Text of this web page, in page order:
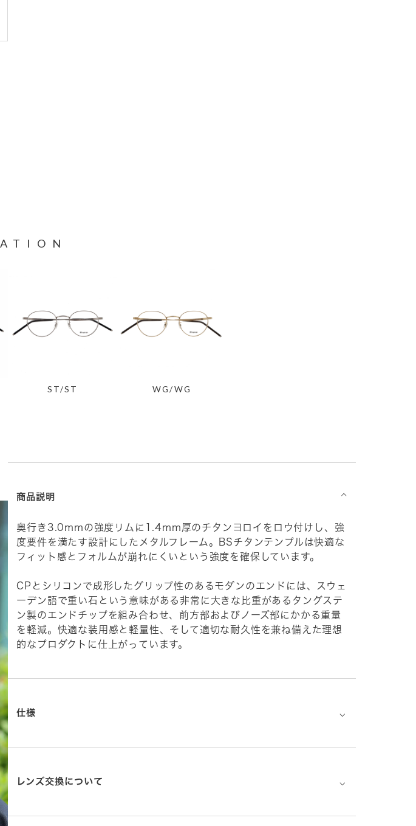
ST/ST WG/WG
商品説明 ⌵
奥行き3.0mmの強度リムに1.4mm厚のチタンヨロイをロウ付けし、強
度要件を満たす設計にしたメタルフレーム。BSチタンテンプルは快適な
フィット感とフォルムが崩れにくいという強度を確保しています。
CPとシリコンで成形したグリップ性のあるモダンのエンドには、スウェ
ーデン語で重い石という意味がある非常に大きな比重があるタングステ
ン製のエンドチップを組み合わせ、前方部およびノーズ部にかかる重量
を軽減。快適な装用感と軽量性、そして適切な耐久性を兼ね備えた理想
的なプロダクトに仕上がっています。
仕様 ⌵
レンズ交換について ⌵